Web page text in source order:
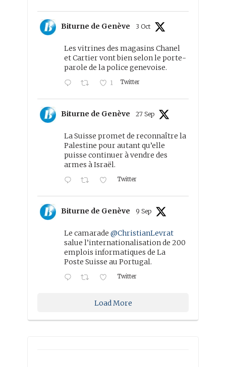
Biturne de Genève 3 Oct
Les vitrines des magasins Chanel
et Cartier vont bien selon le porte-
parole de la police genevoise.
1 Twitter
Biturne de Genève 27 Sep
La Suisse promet de reconnaître la
Palestine pour autant qu’elle
puisse continuer à vendre des
armes à Israël.
Twitter
Biturne de Genève 9 Sep
Le camarade @ChristianLevrat
salue l’internationalisation de 200
emplois informatiques de La
Poste Suisse au Portugal.
Twitter
Load More